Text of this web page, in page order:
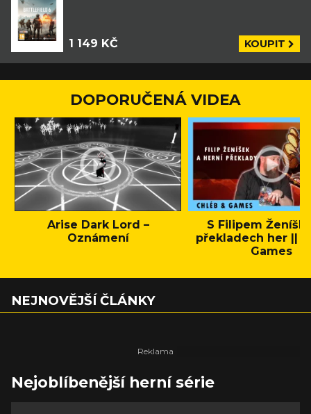
1 149 KČ KOUPIT
DOPORUČENÁ VIDEA
Arise Dark Lord –
Oznámení
S Filipem
překladech her ||
Games
NEJNOVĚJŠÍ ČLÁNKY
Nejoblíbenější herní série